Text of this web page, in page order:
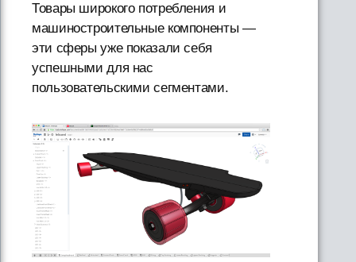
Товары широкого потребления и
машиностроительные компоненты —
эти сферы уже показали себя
успешными для нас
пользовательскими сегментами.